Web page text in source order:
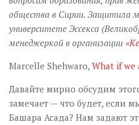
общества в Сирии. Защитила
университете Эссекса
менеджеркой в организации
Marcelle Shehwaro, What if we
Давайте мирно обсудим
замечает — что будет, если
Башара Асада? Нам задают